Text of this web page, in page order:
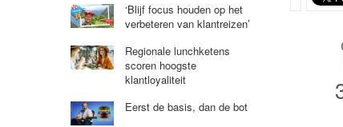
‘Blijf focus houden op het
verbeteren van klantreizen’
Regionale lunchketens
scoren hoogste
klantloyaliteit
Eerst de basis, dan de bot